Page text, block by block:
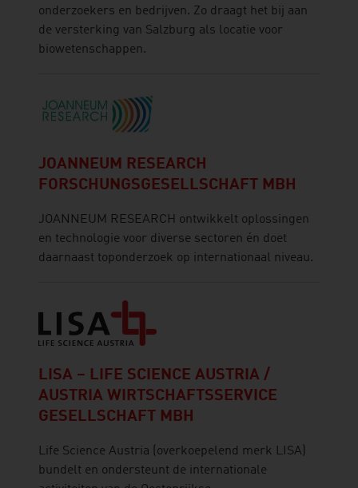
onderzoekers en bedrijven. Zo draagt het bij aan
de versterking van Salzburg als locatie voor
biowetenschappen.
JOANNEUM RESEARCH
FORSCHUNGSGESELLSCHAFT MBH
JOANNEUM RESEARCH ontwikkelt oplossingen
en technologie voor diverse sectoren én doet
daarnaast toponderzoek op internationaal niveau.
LISA – LIFE SCIENCE AUSTRIA /
AUSTRIA WIRTSCHAFTSSERVICE
GESELLSCHAFT MBH
Life Science Austria (overkoepelend merk LISA)
bundelt en ondersteunt de internationale